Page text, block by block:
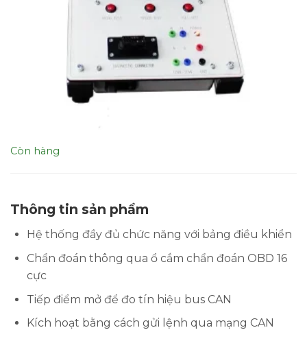
Còn hàng
Thông tin sản phẩm
Hệ thống đầy đủ chức năng với bảng điều khiển
Chẩn đoán thông qua ổ cắm chẩn đoán OBD 16
cực
Tiếp điểm mở để đo tín hiệu bus CAN
Kích hoạt bằng cách gửi lệnh qua mạng CAN